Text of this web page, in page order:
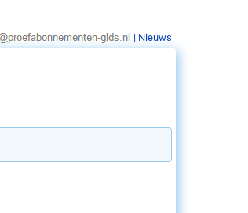
| Nieuws